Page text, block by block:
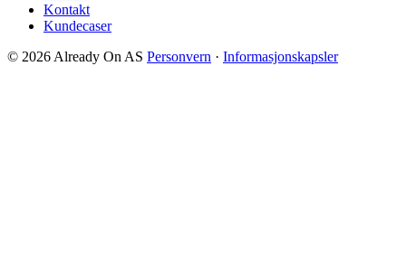
Kontakt
Kundecaser
© 2026 Already On AS Personvern · Informasjonskapsler